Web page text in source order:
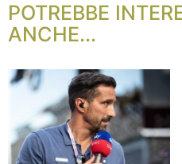
POTREBBE
ANCHE...